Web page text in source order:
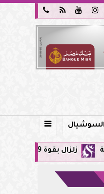





المتوسط